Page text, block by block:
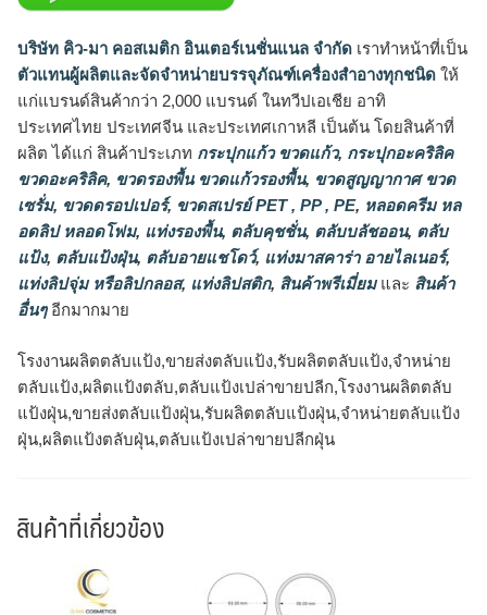
บริษัท คิว-มา คอสเมติก อินเตอร์เนชั่นแนล จำกัด เราทำหน้าที่เป็น
ตัวแทนผู้ผลิตและจัดจำหน่ายบรรจุภัณฑ์เครื่องสำอางทุกชนิด ให้
แก่แบรนด์สินค้ากว่า 2,000 แบรนด์ ในทวีปเอเชีย อาทิ
ประเทศไทย ประเทศจีน และประเทศเกาหลี เป็นต้น โดยสินค้าที่
ผลิต ได้แก่ สินค้าประเภท กระปุกแก้ว ขวดแก้ว, กระปุกอะคริลิค
ขวดอะคริลิค, ขวดรองพื้น ขวดแก้วรองพื้น, ขวดสูญญากาศ ขวด
เซรั่ม, ขวดดรอปเปอร์, ขวดสเปรย์ PET , PP , PE, หลอดครีม หล
อดลิป หลอดโฟม, แท่งรองพื้น, ตลับคุชชั่น, ตลับบลัชออน, ตลับ
แป้ง, ตลับแป้งฝุ่น, ตลับอายแชโดว์, แท่งมาสคาร่า อายไลเนอร์,
แท่งลิปจุ่ม หรือลิปกลอส, แท่งลิปสติก, สินค้าพรีเมี่ยมและ สินค้า
อื่นๆอีกมากมาย
โรงงานผลิตตลับแป้ง,ขายส่งตลับแป้ง,รับผลิตตลับแป้ง,จำหน่าย
ตลับแป้ง,ผลิตแป้งตลับ,ตลับแป้งเปล่าขายปลีก,โรงงานผลิตตลับ
แป้งฝุ่น,ขายส่งตลับแป้งฝุ่น,รับผลิตตลับแป้งฝุ่น,จำหน่ายตลับแป้ง
ฝุ่น,ผลิตแป้งตลับฝุ่น,ตลับแป้งเปล่าขายปลีกฝุ่น
สินค้าที่เกี่ยวข้อง